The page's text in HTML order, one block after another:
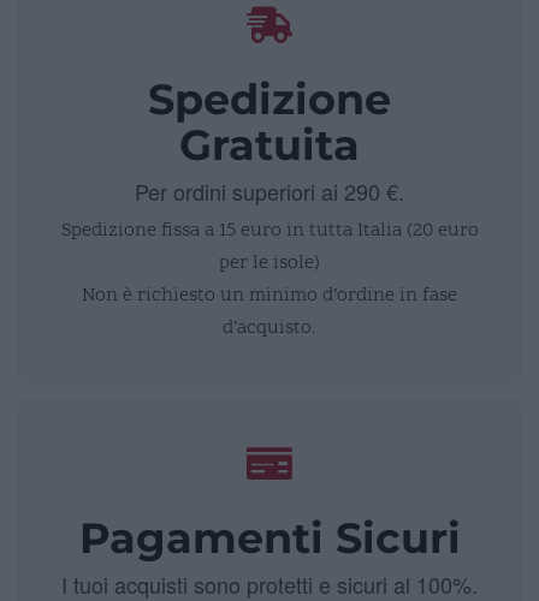
Spedizione
Gratuita
Per ordini superiori ai 290 €.
Spedizione fissa a 15 euro in tutta Italia (20 euro
per le isole)
Non è richiesto un minimo d’ordine in fase
d’acquisto.
Pagamenti Sicuri
I tuoi acquisti sono protetti e sicuri al 100%.